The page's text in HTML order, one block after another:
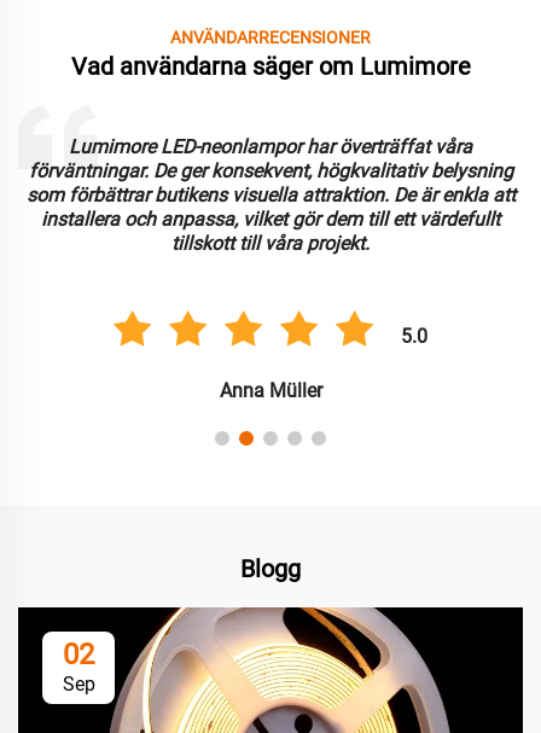
ANVÄNDARRECENSIONER
Vad användarna säger om Lumimore
Lumimore LED-neonlampor har överträffat våra
förväntningar. De ger konsekvent, högkvalitativ belysning
som förbättrar butikens visuella attraktion. De är enkla att
installera och anpassa, vilket gör dem till ett värdefullt
tillskott till våra projekt.
5.0
Anna Müller
Blogg
02
Sep